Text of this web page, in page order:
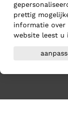
prettig
informatie over
website leest u